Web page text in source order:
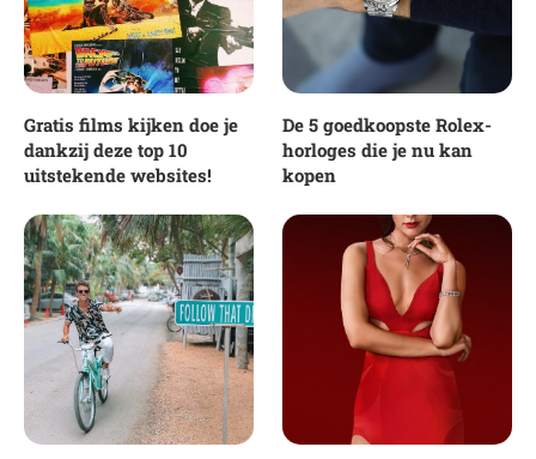
Gratis films kijken doe je
dankzij deze top 10
uitstekende websites!
De 5 goedkoopste Rolex-
horloges die je nu kan
kopen